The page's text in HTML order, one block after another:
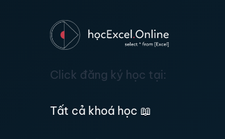
Click đăng ký học tại:
Tất cả khoá học 📖